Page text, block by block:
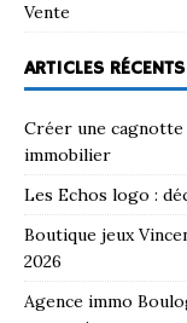
Vente
ARTICLES RÉCENTS
Créer une
immobilier
Les Echos logo :
Boutique jeux
2026
Agence immo